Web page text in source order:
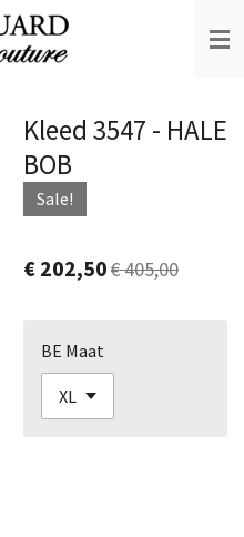
Kleed 3547 - HALE
BOB
Sale!
€ 202,50€ 405,00
BE Maat